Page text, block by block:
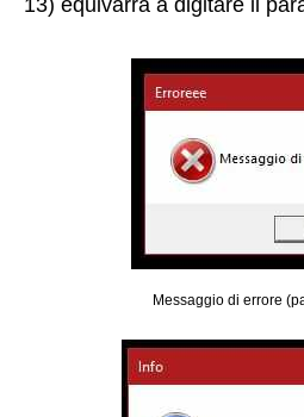
Messaggio di errore